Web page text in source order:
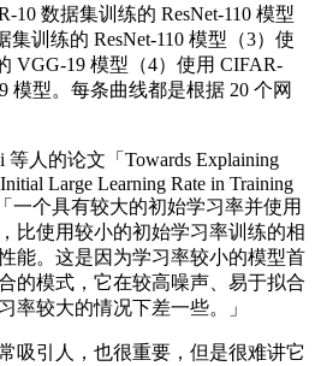
10 数据集训练的 ResNet-110 模型
集训练的 ResNet-110 模型（3）使
VGG-19 模型（4）使用 CIFAR-
模型。每条曲线都是根据 20 个网
人的论文「Towards Explaining
Large Learning Rate in Training
一个具有较大的初始学习率并使用
比使用较小的初始学习率训练的相
能。这是因为学习率较小的模型首
的模式，它在较高噪声、易于拟合
率较大的情况下差一些。」
引人，也很重要，但是很难讲它